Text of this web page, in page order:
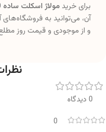
برای خرید مولاژ اسکلت ساده 180 سانتی‌متری
آن، می‌توانید به
و از موجودی و قیمت روز
0 دیدگاه
0